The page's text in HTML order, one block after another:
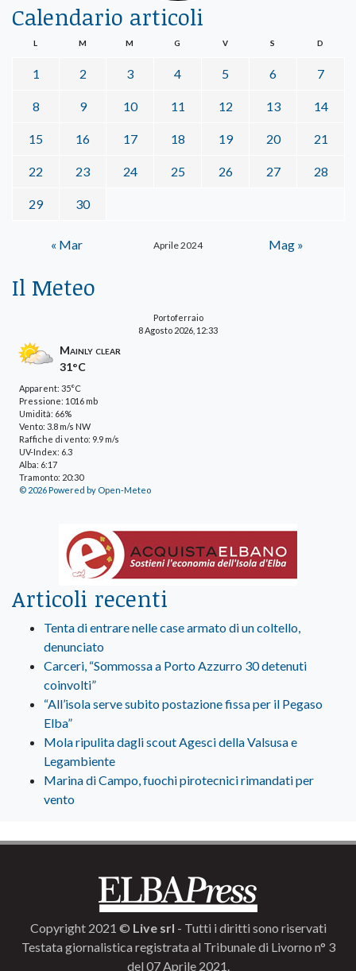
Calendario articoli
Aprile 2024
L M M G V S D
1 2 3 4 5 6 7
8 9 10 11 12 13 14
15 16 17 18 19 20 21
22 23 24 25 26 27 28
29 30
« Mar Mag »
Il Meteo
Portoferraio
8 Agosto 2026, 12:33
Mainly clear
31°C
Apparent: 35°C
Pressione: 1016 mb
Umidità: 66%
Vento: 3.8 m/s NW
Raffiche di vento: 9.9 m/s
UV-Index: 6.3
Alba: 6:17
Tramonto: 20:30
© 2026 Powered by Open-Meteo
Articoli recenti
Tenta di entrare nelle case armato di un coltello,
denunciato
Carceri, “Sommossa a Porto Azzurro 30 detenuti
coinvolti”
“All’isola serve subito postazione fissa per il Pegaso
Elba”
Mola ripulita dagli scout Agesci della Valsusa e
Legambiente
Marina di Campo, fuochi pirotecnici rimandati per
vento
Copyright 2021 © Live srl - Tutti i diritti sono riservati
Testata giornalistica registrata al Tribunale di Livorno n° 3
del 07 Aprile 2021.